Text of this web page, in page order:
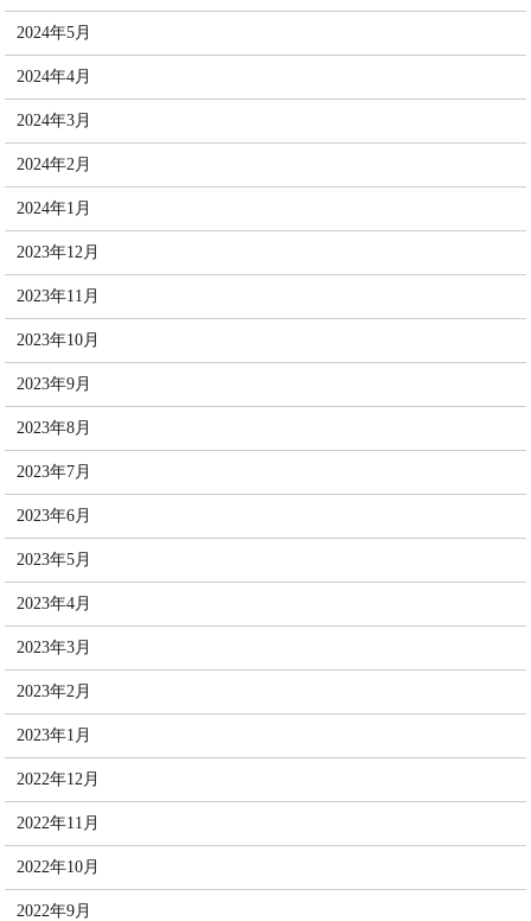
2024年5月
2024年4月
2024年3月
2024年2月
2024年1月
2023年12月
2023年11月
2023年10月
2023年9月
2023年8月
2023年7月
2023年6月
2023年5月
2023年4月
2023年3月
2023年2月
2023年1月
2022年12月
2022年11月
2022年10月
2022年9月